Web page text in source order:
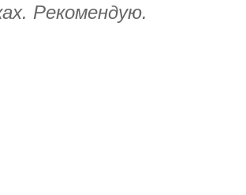
Рекомендую.